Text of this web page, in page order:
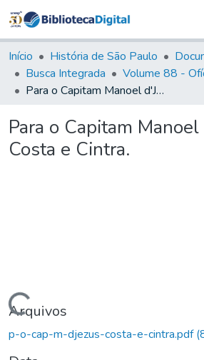
&
Coleções
Tudo na
Biblioteca
Estatísticas
Início História de São Paulo
Busca Integrada
Para o Capitam Manoel d'Jezus Costa e Cintra.
Para o Capitam Manoel
Costa e Cintra.
Carregando...
Arquivos
p-o-cap-m-djezus-costa-e-cintra.pdf